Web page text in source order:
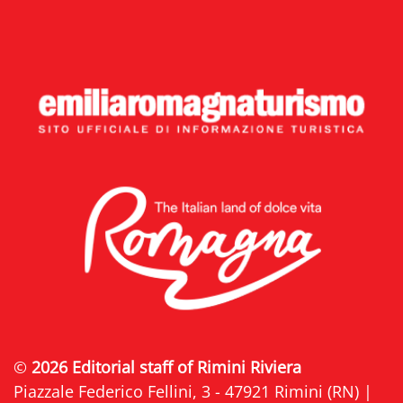
© 2026 Editorial staff of Rimini Riviera
Piazzale Federico Fellini, 3 - 47921 Rimini (RN) |